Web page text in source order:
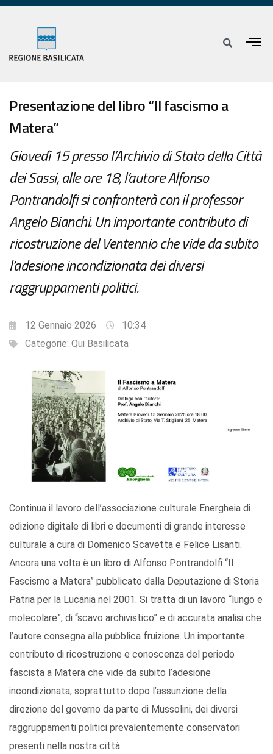
Presentazione del libro “Il fascismo a
Matera”
Giovedì 15 presso l’Archivio di Stato della Città
dei Sassi, alle ore 18, l’autore Alfonso
Pontrandolfi si confronterà con il professor
Angelo Bianchi. Un importante contributo di
ricostruzione del Ventennio che vide da subito
l’adesione incondizionata dei diversi
raggruppamenti politici.
12 Gennaio 2026
10:34
Categorie: Qui Basilicata
Continua il lavoro dell’associazione culturale Energheia di
edizione digitale di libri e documenti di grande interesse
culturale a cura di Domenico Scavetta e Felice Lisanti.
Ancora una volta è un libro di Alfonso Pontrandolfi “Il
Fascismo a Matera” pubblicato dalla Deputazione di Storia
Patria per la Lucania nel 2001. Si tratta di un lavoro “lungo e
molecolare”, di “scavo archivistico” e di accurata analisi che
l’autore consegna alla pubblica fruizione. Un importante
contributo di ricostruzione e conoscenza del periodo
fascista a Matera che vide da subito l’adesione
incondizionata, soprattutto dopo l’assunzione della
direzione del governo da parte di Mussolini, dei diversi
raggruppamenti politici prevalentemente conservatori
presenti nella nostra città.